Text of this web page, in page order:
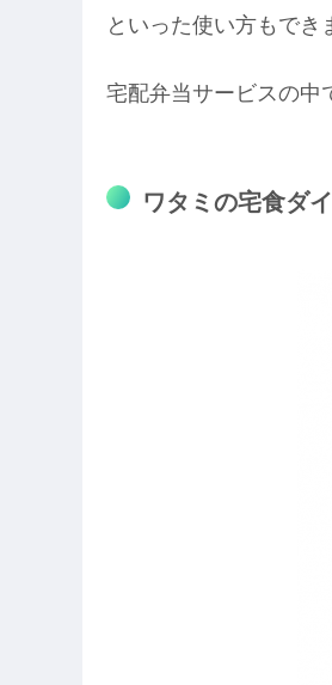
といった使い方もでき
宅配弁当サービスの中
ワタミの宅食ダ